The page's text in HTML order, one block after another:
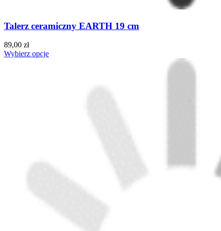
Talerz ceramiczny EARTH 19 cm
89,00 zł
Wybierz opcje